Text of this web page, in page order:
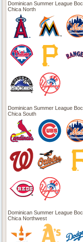
Dominican Summer League
Chica North
Dominican Summer League
Chica South
Dominican Summer League
Chica Northwest